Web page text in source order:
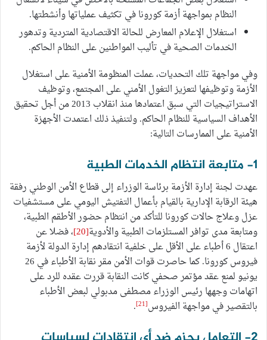
النظام بمواجهة أزمة كورونا في تكثيف عملياتها وأنشطتها.
استغلال الإعلام المعارض للحالة الاقتصادية المتردية وتدهور
الخدمات الصحية في تأليب المواطنين على النظام الحاكم.
وفي مواجهة تلك التحديات، عملت المنظومة الأمنية على استغلال
الأزمة وتوظيفها لتعزيز التغول الأمني على المجتمع، وتوظيف
الاستراتيجيات التي سبق اعتمادها منذ انقلاب 2013 من أجل تحقيق
الأهداف السياسية للنظام الحاكم. ولتنفيذ ذلك اعتمدت الأجهزة
الأمنية على الممارسات التالية:
1- متابعة انتظام الخدمات الطبية
عهدت لجنة إدارة الأزمة برئاسة الوزراء إلى قطاع الأمن الوطني رفقة
هيئة الرقابة الإدارية بالقيام بأعمال التفتيش اليومي على مستشفيات
عزل وعلاج حالات كورونا للتأكد من انتظام حضور الأطقم الطبية،
ومتابعة مدى توافر المستلزمات الطبية والأدوية[20]
، فضلا عن
اعتقال 6 أطباء على الأقل على خلفية انتقادهم إدارة الدولة لأزمة
فيروس كورونا. كما حاصرت قوات الأمن مقر نقابة الأطباء في 26
يونيو لمنع عقد مؤتمر صحفي كانت النقابة قررت عقده للرد على
اتهامات وجهها رئيس الوزراء مصطفى مدبولي لبعض الأطباء
بالتقصير في مواجهة الفيروس[21]
.